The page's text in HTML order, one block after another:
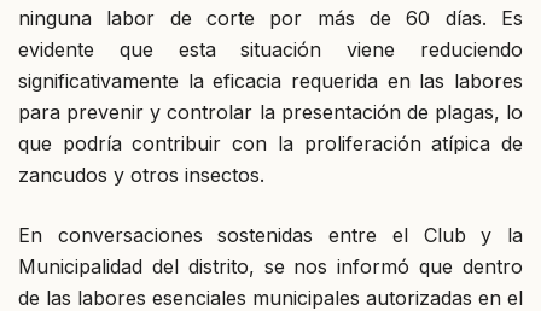
ninguna labor de corte por más de 60 días. Es
evidente que esta situación viene reduciendo
significativamente la eficacia requerida en las labores
para prevenir y controlar la presentación de plagas, lo
que podría contribuir con la proliferación atípica de
zancudos y otros insectos.
En conversaciones sostenidas entre el Club y la
Municipalidad del distrito, se nos informó que dentro
de las labores esenciales municipales autorizadas en el